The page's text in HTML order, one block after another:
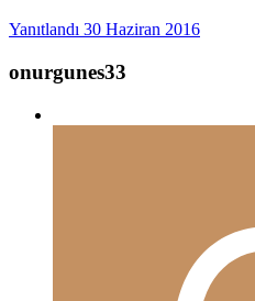
Yanıtlandı 30 Haziran 2016
onurgunes33